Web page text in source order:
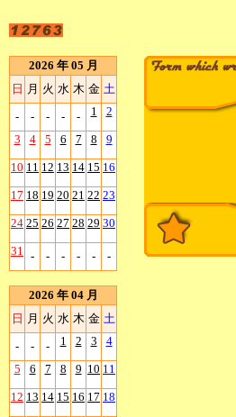
2026 年 05 月
日 月 火 水 木 金 土
- - - - - 1 2
3 4 5 6 7 8 9
10 11 12 13 14 15 16
17 18 19 20 21 22 23
24 25 26 27 28 29 30
31 - - - - - -
2026 年 04 月
日 月 火 水 木 金 土
- - - 1 2 3 4
5 6 7 8 9 10 11
12 13 14 15 16 17 18